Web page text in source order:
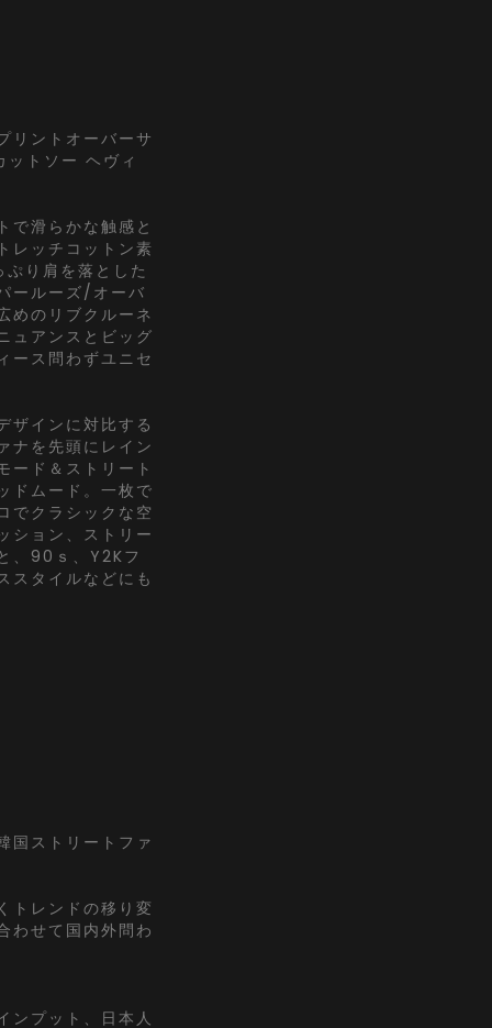
リントオーバーサ
トソー ヘヴィ
で滑らかな触感と
レッチコットン素
り肩を落とした
ールーズ/オーバ
めのリブクルーネ
ュアンスとビッグ
ース問わずユニセ
ザインに対比する
ナを先頭にレイン
ード＆ストリート
ドムード。一枚で
でクラシックな空
ション、ストリー
、90ｓ、Y2Kフ
スタイルなどにも
国ストリートファ
トレンドの移り変
わせて国内外問わ
ンプット、日本人